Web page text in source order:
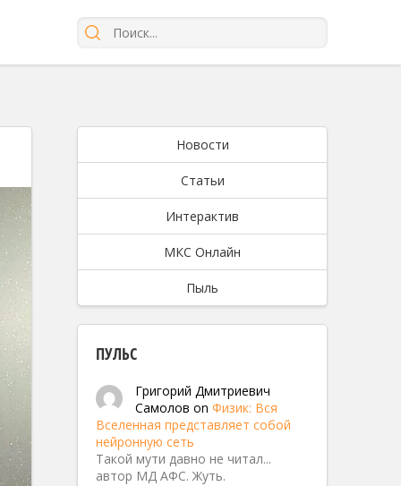
Новости
Статьи
Интерактив
МКС Онлайн
Пыль
ПУЛЬС
Григорий Дмитриевич
Самолов on Физик: Вся
Вселенная представляет собой
нейронную сеть
Такой мути давно не читал...
автор МД АФС. Жуть.